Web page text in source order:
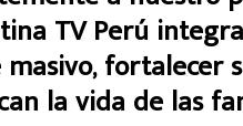
TV Perú
fortalecer
la vida de las